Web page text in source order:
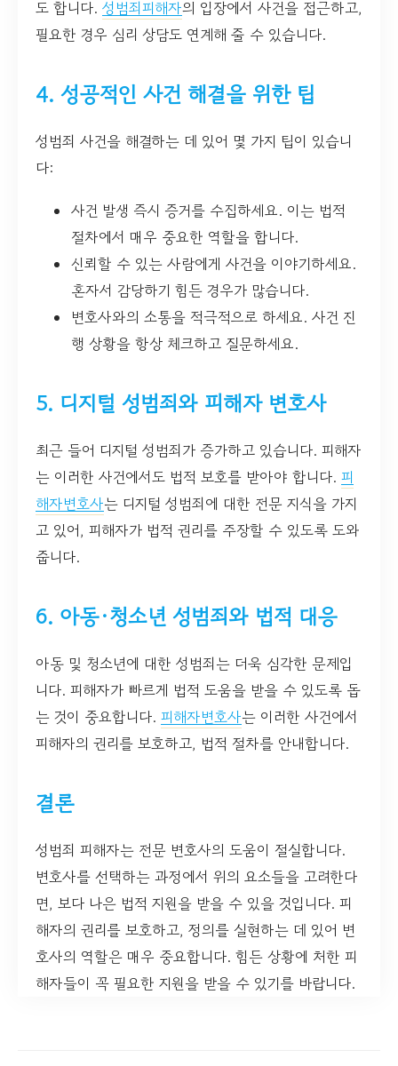
도 합니다. 성범죄피해자의 입장에서 사건을 접근하고,
필요한 경우 심리 상담도 연계해 줄 수 있습니다.
4. 성공적인 사건 해결을 위한 팁
성범죄 사건을 해결하는 데 있어 몇 가지 팁이 있습니
다:
사건 발생 즉시 증거를 수집하세요. 이는 법적
절차에서 매우 중요한 역할을 합니다.
신뢰할 수 있는 사람에게 사건을 이야기하세요.
혼자서 감당하기 힘든 경우가 많습니다.
변호사와의 소통을 적극적으로 하세요. 사건 진
행 상황을 항상 체크하고 질문하세요.
5. 디지털 성범죄와 피해자 변호사
최근 들어 디지털 성범죄가 증가하고 있습니다. 피해자
는 이러한 사건에서도 법적 보호를 받아야 합니다. 피
해자변호사는 디지털 성범죄에 대한 전문 지식을 가지
고 있어, 피해자가 법적 권리를 주장할 수 있도록 도와
줍니다.
6. 아동·청소년 성범죄와 법적 대응
아동 및 청소년에 대한 성범죄는 더욱 심각한 문제입
니다. 피해자가 빠르게 법적 도움을 받을 수 있도록 돕
는 것이 중요합니다. 피해자변호사는 이러한 사건에서
피해자의 권리를 보호하고, 법적 절차를 안내합니다.
결론
성범죄 피해자는 전문 변호사의 도움이 절실합니다.
변호사를 선택하는 과정에서 위의 요소들을 고려한다
면, 보다 나은 법적 지원을 받을 수 있을 것입니다. 피
해자의 권리를 보호하고, 정의를 실현하는 데 있어 변
호사의 역할은 매우 중요합니다. 힘든 상황에 처한 피
해자들이 꼭 필요한 지원을 받을 수 있기를 바랍니다.